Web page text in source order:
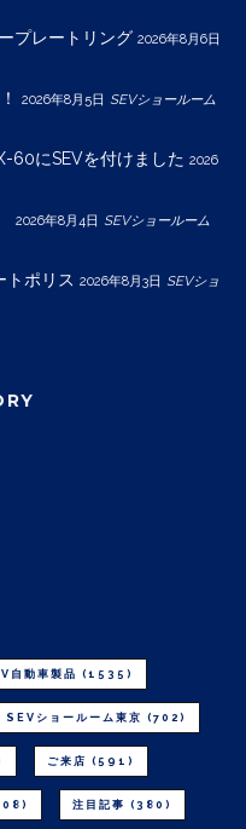
プレートリング 2026年8月6日
2026年8月5日 SEVショールーム
60にSEVを付けました 2026
2026年8月4日 SEVショールーム
トポリス 2026年8月3日 SEVショ
自動車製品 (1535)
SEVショールーム東京 (702)
ご来店 (591)
注目記事 (380)